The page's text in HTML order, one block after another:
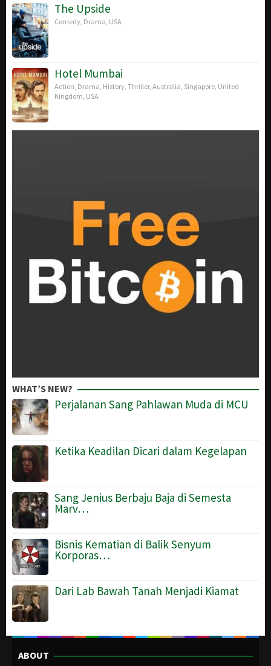
The Upside
Comedy Drama USA
Hotel Mumbai
Action Drama History Thriller, Australia Singapore United
Kingdom USA
WHAT’S NEW?
Perjalanan Sang Pahlawan Muda di MCU
Ketika Keadilan Dicari dalam Kegelapan
Sang Jenius Berbaju Baja di Semesta
Marv…
Bisnis Kematian di Balik Senyum
Korporas…
Dari Lab Bawah Tanah Menjadi Kiamat
ABOUT